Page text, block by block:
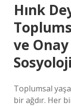
Hınk
ve
Toplumsal
bir ağdır. Her